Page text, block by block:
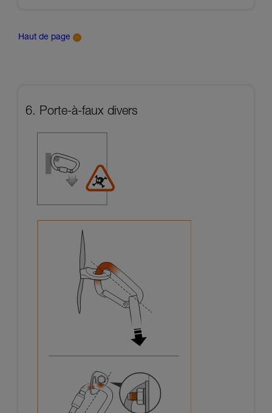
Haut de page
6. Porte-à-faux divers